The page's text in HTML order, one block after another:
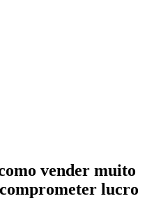
vender muito
lucro